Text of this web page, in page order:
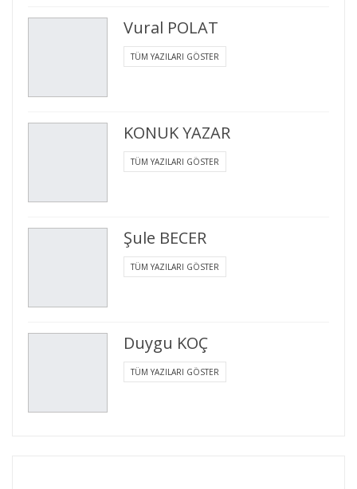
Vural POLAT
TÜM YAZILARI GÖSTER
KONUK YAZAR
TÜM YAZILARI GÖSTER
Şule BECER
TÜM YAZILARI GÖSTER
Duygu KOÇ
TÜM YAZILARI GÖSTER